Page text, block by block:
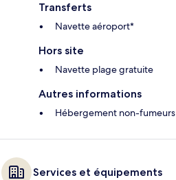
Transferts
Navette aéroport*
Hors site
Navette plage gratuite
Autres informations
Hébergement non-fumeurs
Services et équipements